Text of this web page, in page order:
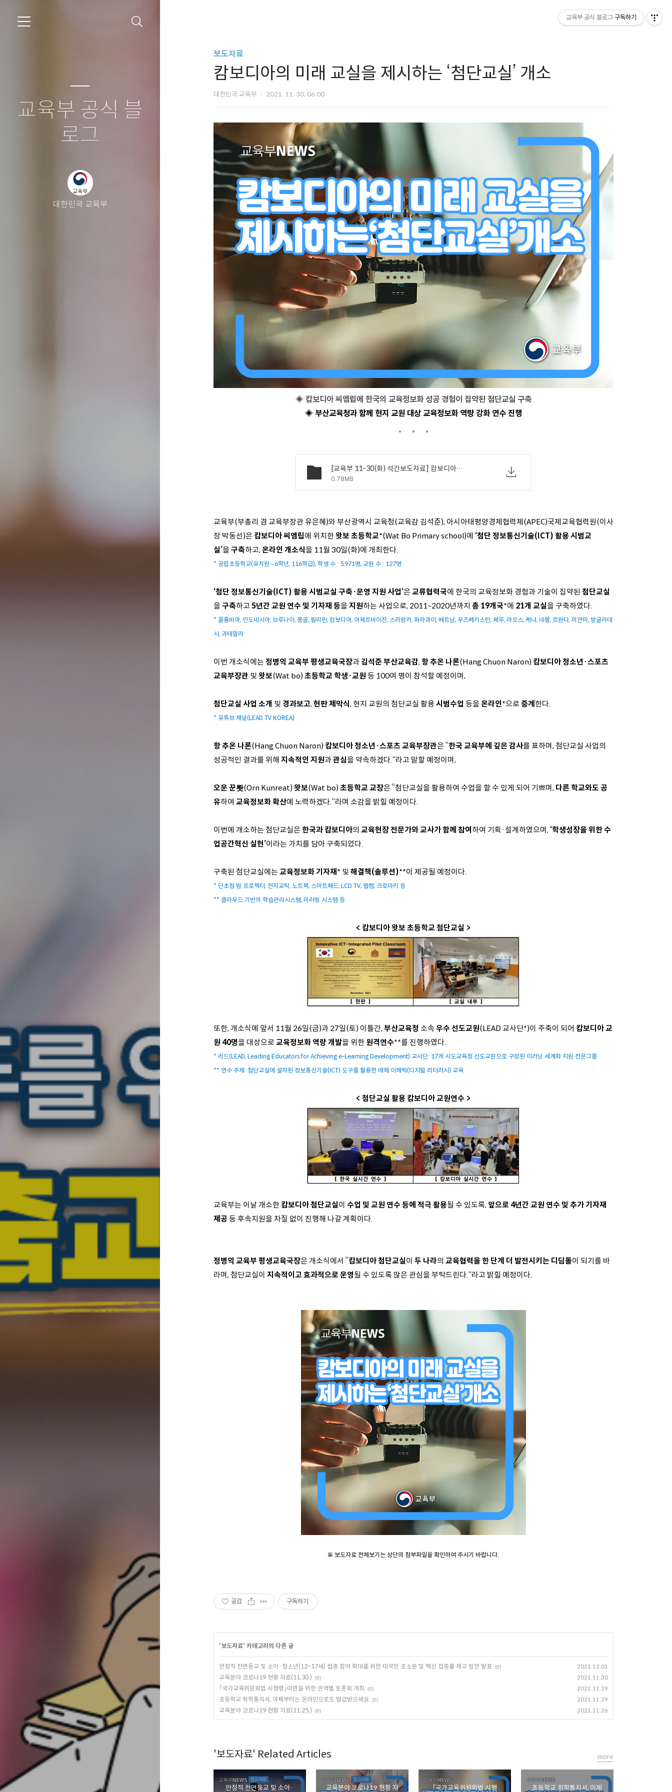
교육부 공식 블
로그
대한민국 교육부
보도자료
캄보디아의 미래 교실을 제시하는 ‘첨단교실’ 개소
대한민국 교육부 2021. 11. 30. 06:00
◈ 캄보디아 씨엠립에 한국의 교육정보화 성공 경험이 집약된 첨단교실 구축
◈ 부산교육청과 함께 현지 교원 대상 교육정보화 역량 강화 연수 진행
[교육부 11-30(화) 석간보도자료] 캄보디아의 미래 교실을 제시하는 '첨단교실' 개소.pdf
0.78MB
교육부(부총리 겸 교육부장관 유은혜)와 부산광역시 교육청(교육감 김석준), 아시아태평양경제협력체(APEC)국제교육협력원(이사
장 박동선)은 캄보디아 씨엠립에 위치한왓보 초등학교*(Wat Bo Primary school)에 ‘첨단 정보통신기술(ICT) 활용 시범교
실’을 구축하고, 온라인 개소식을 11월 30일(화)에 개최한다.
* 공립초등학교(유치원∼6학년, 116학급), 학생 수 : 5,971명, 교원 수 : 127명
‘첨단 정보통신기술(ICT) 활용 시범교실 구축·운영 지원 사업’은 교류협력국에 한국의 교육정보화 경험과 기술이 집약된 첨단교실
을 구축하고 5년간 교원 연수 및 기자재 등을 지원하는 사업으로, 2011~2020년까지 총 19개국*에 21개 교실을 구축하였다.
* 콜롬비아, 인도네시아, 브루나이, 몽골, 필리핀, 캄보디아, 아제르바이잔, 스리랑카, 파라과이, 베트남, 우즈베키스탄, 페루, 라오스, 케냐, 네팔, 르완다, 미얀마, 방글라데
시, 과테말라
이번 개소식에는 정병익 교육부 평생교육국장과 김석준 부산교육감, 항 추온 나론(Hang Chuon Naron) 캄보디아 청소년·스포츠
교육부장관 및 왓보(Wat bo) 초등학교 학생·교원 등 100여 명이 참석할 예정이며,
첨단교실 사업 소개 및 경과보고, 현판 제막식, 현지 교원의 첨단교실 활용 시범수업 등을 온라인*으로 중계한다.
* 유튜브 채널(LEAD TV KOREA)
항 추온 나론(Hang Chuon Naron) 캄보디아 청소년·스포츠 교육부장관은 “한국 교육부에 깊은 감사를 표하며, 첨단교실 사업의
성공적인 결과를 위해 지속적인 지원과관심을 약속하겠다.”라고 말할 예정이며,
오운 꾼뢋(Orn Kunreat) 왓보(Wat bo) 초등학교 교장은 “첨단교실을 활용하여 수업을 할 수 있게 되어 기쁘며, 다른 학교와도 공
유하여 교육정보화 확산에 노력하겠다.”라며 소감을 밝힐 예정이다.
이번에 개소하는 첨단교실은 한국과 캄보디아의 교육현장 전문가와 교사가 함께 참여하여 기획·설계하였으며, ‘학생성장을 위한 수
업공간혁신 실현’이라는 가치를 담아 구축되었다.
구축된 첨단교실에는 교육정보화 기자재* 및 해결책(솔루션)**이 제공될 예정이다.
* 단초점 빔 프로젝터, 전자교탁, 노트북, 스마트패드, LCD TV, 웹캠, 크로마키 등
** 클라우드 기반의 학습관리시스템, 미러링 시스템 등
< 캄보디아 왓보 초등학교 첨단교실 >
또한, 개소식에 앞서 11월 26일(금)과 27일(토) 이틀간, 부산교육청 소속 우수 선도교원(LEAD 교사단*)이 주축이 되어 캄보디아 교
원 40명을 대상으로 교육정보화 역량 개발을 위한 원격연수**를 진행하였다.
* 리드(LEAD, Leading Educators for Achieving e-Learning Development) 교사단: 17개 시도교육청 선도교원으로 구성된 이러닝 세계화 지원 전문그룹
** 연수 주제: 첨단교실에 설치된 정보통신기술(ICT) 도구를 활용한 매체 이해력(디지털 리터러시) 교육
< 첨단교실 활용 캄보디아 교원연수 >
교육부는 이날 개소한 캄보디아 첨단교실이 수업 및 교원 연수 등에 적극 활용될 수 있도록, 앞으로 4년간 교원 연수 및 추가 기자재
제공등 후속지원을 차질 없이 진행해 나갈 계획이다.
정병익 교육부 평생교육국장은 개소식에서 “캄보디아 첨단교실이 두 나라의 교육협력을 한 단계 더 발전시키는 디딤돌이 되기를 바
라며, 첨단교실이 지속적이고 효과적으로 운영될 수 있도록 많은 관심을 부탁드린다.”라고 밝힐 예정이다.
※ 보도자료 전체보기는 상단의 첨부파일을 확인하여 주시기 바랍니다.
공감 구독하기
'보도자료' 카테고리의 다른 글
안정적 전면등교 및 소아·청소년(12~17세) 접종 참여 확대를 위한 대국민 호소문 및 백신 접종률 제고 방안 발표 (0) 2021.12.01
교육분야 코로나19 현황 자료(11.30.) (0) 2021.11.30
「국가교육위원회법 시행령」마련을 위한 권역별 토론회 개최 (0) 2021.11.29
초등학교 취학통지서, 이제부터는 온라인으로도 발급받으세요 (0) 2021.11.29
교육분야 코로나19 현황 자료(11.25.) (0) 2021.11.26
'보도자료' Related Articles
안정적 전면등교 및 소아· 교육분야 코로나19 현황 자 「국가교육위원회법 시행 초등학교 취학통지서, 이제
more
교육부 공식 블로그 구독하기